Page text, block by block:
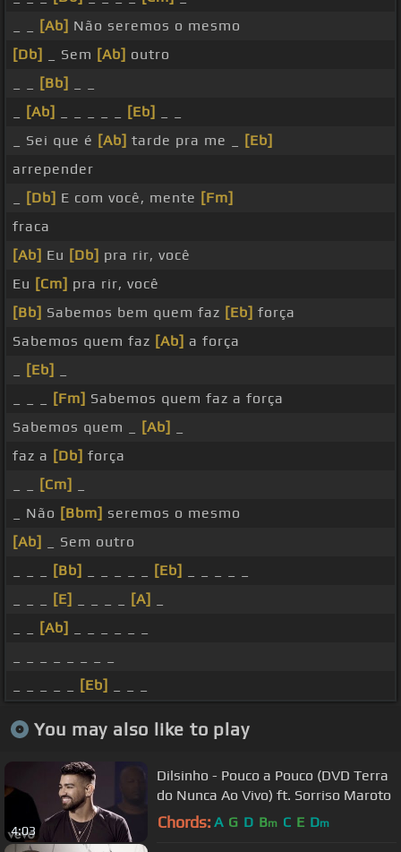
[Ab] Não seremos o mesmo
[Db]
_ Sem [Ab] outro
[Bb]
[Ab] [Eb]
_ Sei que é [Ab] tarde pra me _
[Eb]
arrepender
[Db] E com você, mente [Fm]
fraca
[Ab] Eu [Db] pra rir, você
Eu [Cm] pra rir, você
[Bb] Sabemos bem quem faz [Eb] força
Sabemos quem faz [Ab] a força
[Eb]
[Fm] Sabemos quem faz a força
Sabemos quem _
[Ab]
faz a [Db] força
[Cm]
_ Não [Bbm] seremos o mesmo
[Ab]
_ Sem outro
[Bb] [Eb]
[E] [A]
[Ab]
[Eb]
You may also like to play
4:03
Dilsinho - Pouco a Pouco (DVD Terra
do Nunca Ao Vivo) ft. Sorriso Maroto
Chords: A G D Bm C E Dm